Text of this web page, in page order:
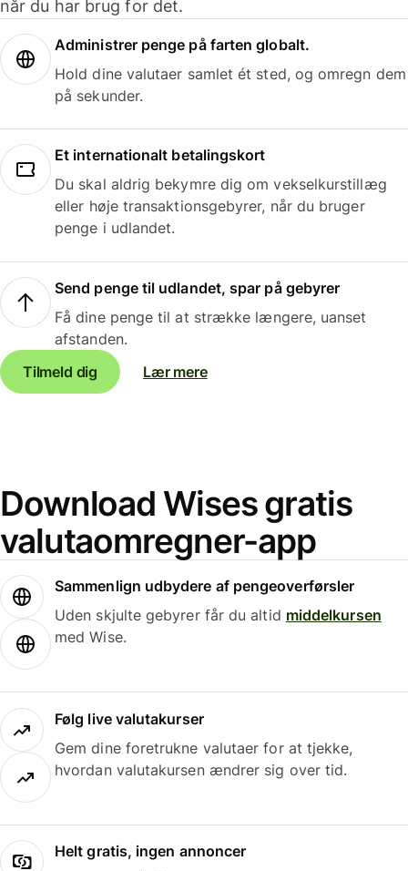
når du har brug for det.
Administrer penge på farten globalt.
Hold dine valutaer samlet ét sted, og omregn dem
på sekunder.
Et internationalt betalingskort
Du skal aldrig bekymre dig om vekselkurstillæg
eller høje transaktionsgebyrer, når du bruger
penge i udlandet.
Send penge til udlandet, spar på gebyrer
Få dine penge til at strække længere, uanset
afstanden.
Tilmeld dig
Lær mere
Download Wises gratis
valutaomregner-app
Sammenlign udbydere af pengeoverførsler
Uden skjulte gebyrer får du altid middelkursen
med Wise.
Følg live valutakurser
Gem dine foretrukne valutaer for at tjekke,
hvordan valutakursen ændrer sig over tid.
Helt gratis, ingen annoncer